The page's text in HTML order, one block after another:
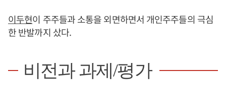
이두현이 주주들과 소통을 외면하면서 개인주주들의 극심
한 반발까지 샀다.
비전과 과제/평가